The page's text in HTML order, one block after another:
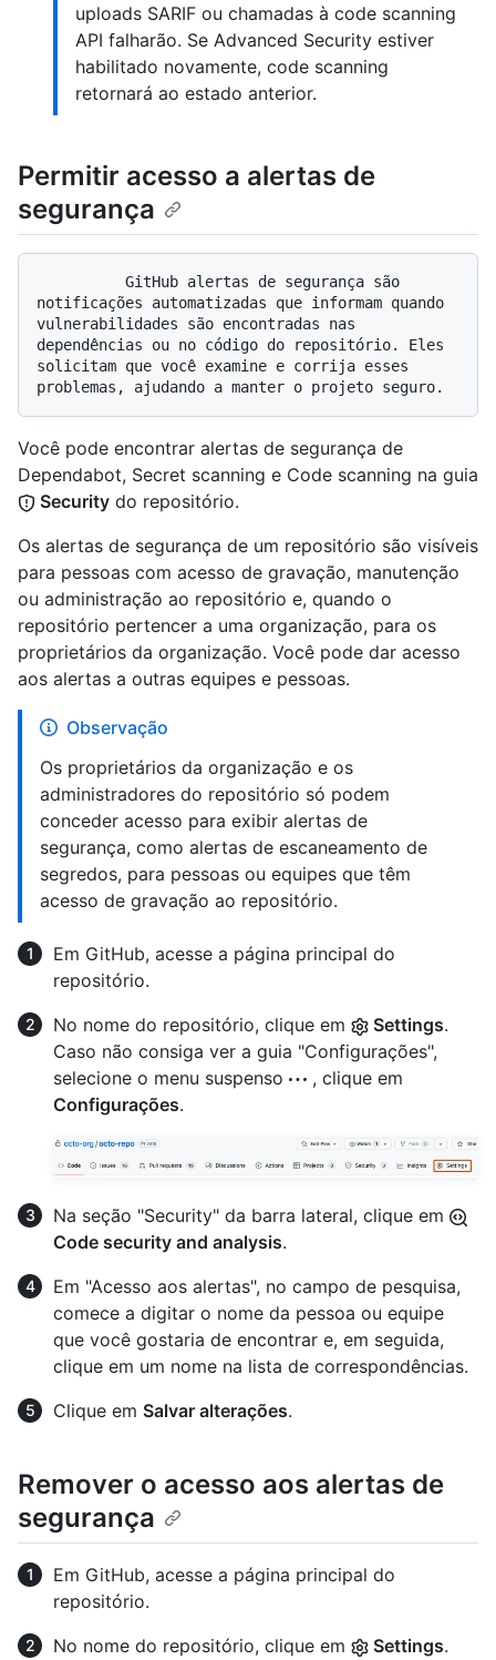
uploads SARIF ou chamadas à code scanning
API falharão. Se Advanced Security estiver
habilitado novamente, code scanning
retornará ao estado anterior.
Permitir acesso a alertas de
segurança
notificações automatizadas que informam quando
vulnerabilidades são encontradas nas
dependências ou no código do repositório. Eles
solicitam que você examine e corrija esses
Você pode encontrar alertas de segurança de
Dependabot, Secret scanning e Code scanning na guia
Security do repositório.
Os alertas de segurança de um repositório são visíveis
para pessoas com acesso de gravação, manutenção
ou administração ao repositório e, quando o
repositório pertencer a uma organização, para os
proprietários da organização. Você pode dar acesso
aos alertas a outras equipes e pessoas.
Observação
Os proprietários da organização e os
administradores do repositório só podem
conceder acesso para exibir alertas de
segurança, como alertas de escaneamento de
segredos, para pessoas ou equipes que têm
acesso de gravação ao repositório.
Em GitHub, acesse a página principal do
repositório.
No nome do repositório, clique em
Settings.
Caso não consiga ver a guia "Configurações",
selecione o menu suspenso
, clique em
Configurações.
Na seção "Security" da barra lateral, clique em
Code security and analysis.
Em "Acesso aos alertas", no campo de pesquisa,
comece a digitar o nome da pessoa ou equipe
que você gostaria de encontrar e, em seguida,
clique em um nome na lista de correspondências.
Clique em Salvar alterações.
Remover o acesso aos alertas de
segurança
Em GitHub, acesse a página principal do
repositório.
No nome do repositório, clique em
Settings.